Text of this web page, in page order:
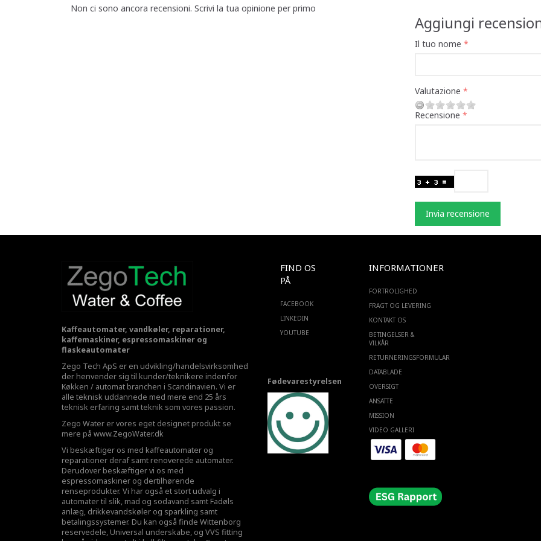
Non ci sono ancora recensioni. Scrivi la tua opinione per primo
Aggiungi
Il tuo nome
Valutazione
Recensione
Invia recensione
Kaffeautomater, vandkøler, reparationer,
kaffemaskiner, espressomaskiner og
flaskeautomater
Zego Tech ApS er en udvikling/handelsvirksomhed
der henvender sig til kunder/teknikere indenfor
Køkken / automat branchen i Scandinavien. Vi er
alle teknisk uddannede med mere end 25 års
teknisk erfaring samt teknik som vores passion.
Zego Water er vores eget designet produkt se
mere på www.ZegoWater.dk
Vi beskæftiger os med kaffeautomater og
reparationer deraf samt renoverede automater.
Derudover beskæftiger vi os med
espressomaskiner og dertilhørende
renseprodukter. Vi har også et stort udvalg i
automater til slik, mad og sodavand samt Fadøls
anlæg, drikkevandskøler og sparkling samt
betalingssystemer. Du kan også finde Wittenborg
reservedele, Universal underskabe, og VVS fitting
FIND OS
PÅ
FACEBOOK
LINKEDIN
YOUTUBE
Fødevarestyrelsen
INFORMATIONER
FORTROLIGHED
FRAGT OG LEVERING
KONTAKT OS
BETINGELSER &
VILKÅR
RETURNERINGSFORMULAR
DATABLADE
OVERSIGT
ANSATTE
MISSION
VIDEO GALLERI